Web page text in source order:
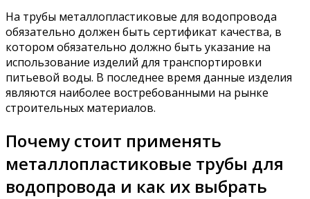
На трубы металлопластиковые для водопровода
обязательно должен быть сертификат качества, в
котором обязательно должно быть указание на
использование изделий для транспортировки
питьевой воды. В последнее время данные изделия
являются наиболее востребованными на рынке
строительных материалов.
Почему стоит применять
металлопластиковые трубы для
водопровода и как их выбрать